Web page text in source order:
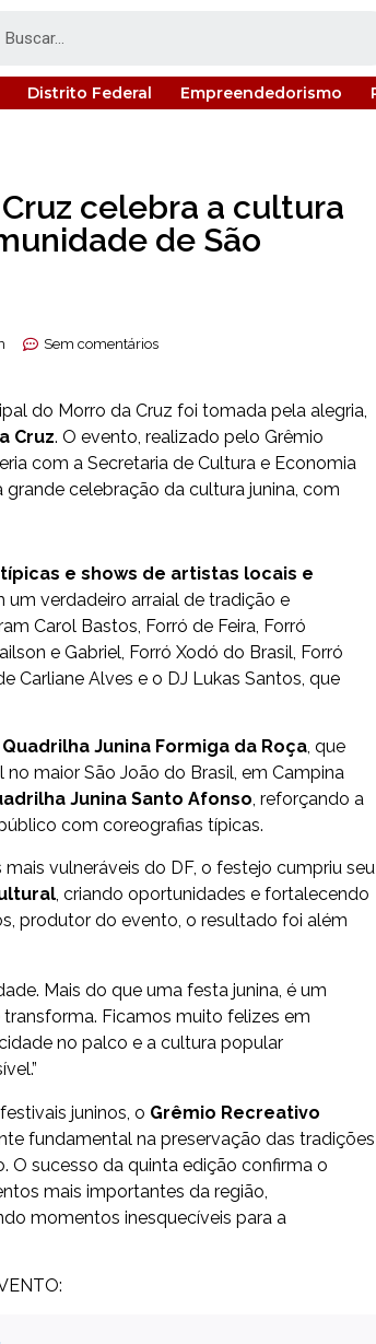
Distrito Federal Empreendedorismo
celebra a cultura
de São
Sem comentários
do Morro da Cruz foi tomada pela alegria,
Cruz. O evento, realizado pelo Grêmio
com a Secretaria de Cultura e Economia
celebração da cultura junina, com
e shows de artistas locais e
um verdadeiro arraial de tradição e
Carol Bastos, Forró de Feira, Forró
e Gabriel, Forró Xodó do Brasil, Forró
Carliane Alves e o DJ Lukas Santos, que
Quadrilha Junina Formiga da Roça, que
maior São João do Brasil, em Campina
Junina Santo Afonso, reforçando a
com coreografias típicas.
vulneráveis do DF, o festejo cumpriu seu
, criando oportunidades e fortalecendo
produtor do evento, o resultado foi além
Mais do que uma festa junina, é um
Ficamos muito felizes em
no palco e a cultura popular
juninos, o Grêmio Recreativo
fundamental na preservação das tradições
O sucesso da quinta edição confirma o
mais importantes da região,
momentos inesquecíveis para a
: